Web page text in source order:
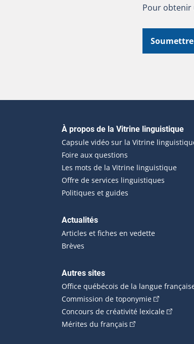
Pour obtenir
Soumettre
Navigation
À propos de la Vitrine linguistique
Capsule vidéo sur la Vitrine
Foire aux questions
Les mots de la Vitrine linguistique
Offre de services linguistiques
Politiques et guides
Actualités
Articles et fiches en vedette
Brèves
Autres sites
Office québécois de la langue
Commission de toponymie(Cet
Concours de créativité lexicale(Cet
Mérites du français (Cet hyperlien